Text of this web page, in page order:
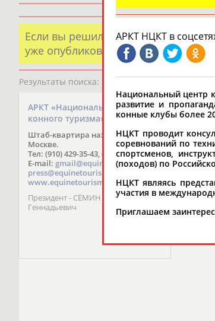
Если вы решили разместить
уже опубликованных данных и
Результаты поиска:
АРКТ «Национальный центр
конного туризма» (АРКТ НЦКТ)
Штаб-квартира находится в
Москве.
Тел: (910) 429-35-43, (499) 713-00-40
E-mail: gmail@equinetourism.ru,
press@equinetourism.ru
www.equinetourism.ru
Президент - СЁМИН Геннадий
Геннадьевич
АРКТ НЦКТ в
Национальный центр
развитие и
конные клубы более
НЦКТ проводит
соревнований по
спортсменов,
(походов) по
НЦКТ являясь
участия в
Приглашаем